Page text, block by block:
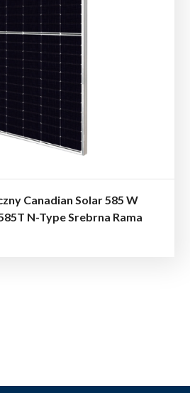
Canadian Solar 585 W
N-Type Srebrna Rama